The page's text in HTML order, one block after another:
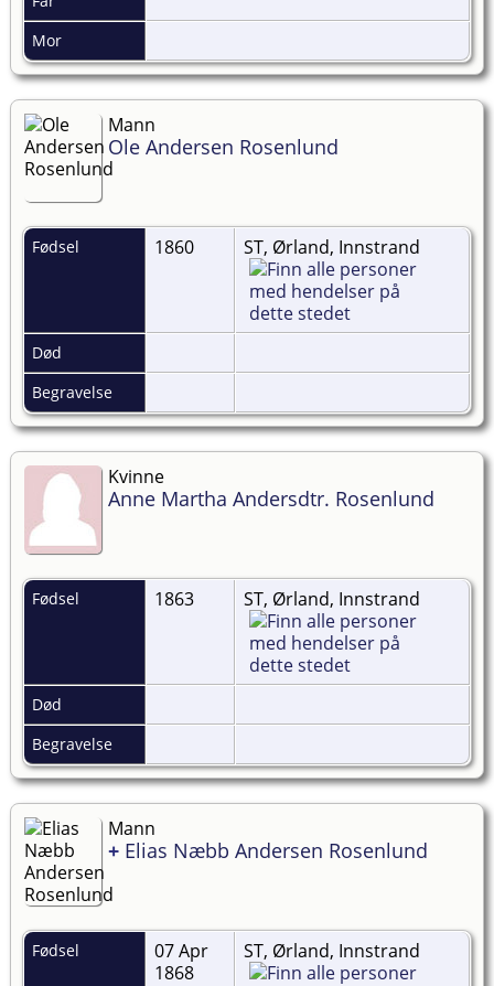
Mor
Mann
Ole Andersen Rosenlund
Fødsel 1860 ST, Ørland, Innstrand
Død
Begravelse
Kvinne
Anne Martha Andersdtr. Rosenlund
Fødsel 1863 ST, Ørland, Innstrand
Død
Begravelse
Mann
+ Elias Næbb Andersen Rosenlund
Fødsel
07 Apr
1868
ST, Ørland, Innstrand